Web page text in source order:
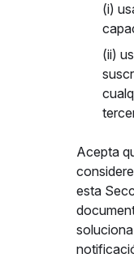
(i)
(ii)
Acepta
esta